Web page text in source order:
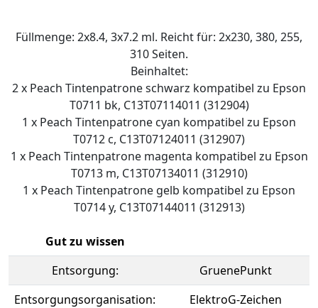
Füllmenge: 2x8.4, 3x7.2 ml. Reicht für: 2x230, 380, 255,
310 Seiten.
Beinhaltet:
2 x Peach Tintenpatrone schwarz kompatibel zu Epson
T0711 bk, C13T07114011 (312904)
1 x Peach Tintenpatrone cyan kompatibel zu Epson
T0712 c, C13T07124011 (312907)
1 x Peach Tintenpatrone magenta kompatibel zu Epson
T0713 m, C13T07134011 (312910)
1 x Peach Tintenpatrone gelb kompatibel zu Epson
T0714 y, C13T07144011 (312913)
Gut zu wissen
Entsorgung:
GruenePunkt
Entsorgungsorganisation:
ElektroG-Zeichen